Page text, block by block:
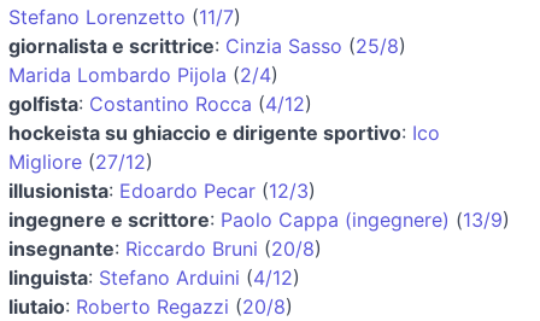
Stefano Lorenzetto (11/7)
giornalista e scrittrice: Cinzia Sasso (25/8)
Marida Lombardo Pijola (2/4)
golfista: Costantino Rocca (4/12)
hockeista su ghiaccio e dirigente sportivo: Ico
Migliore (27/12)
illusionista: Edoardo Pecar (12/3)
ingegnere e scrittore: Paolo Cappa (ingegnere) (13/9)
insegnante: Riccardo Bruni (20/8)
linguista: Stefano Arduini (4/12)
liutaio: Roberto Regazzi (20/8)